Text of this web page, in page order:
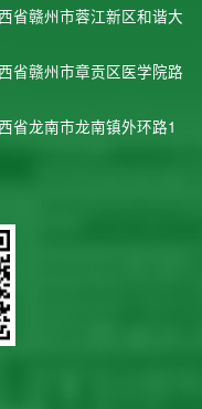
省赣州市蓉江新区和谐大
省赣州市章贡区医学院路
省龙南市龙南镇外环路1